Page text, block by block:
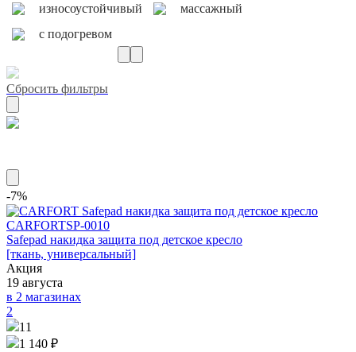
износоустойчивый
массажный
с подогревом
Сбросить фильтры
-7%
CARFORTSP-0010
Safepad накидка защита под детское кресло
[ткань, универсальный]
Акция
19 августа
в 2 магазинах
2
11
1 140 ₽